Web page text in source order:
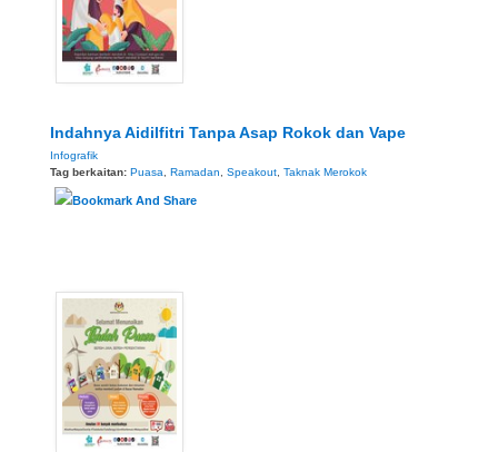
Indahnya Aidilfitri Tanpa Asap Rokok dan Vape
Infografik
Tag berkaitan: Puasa, Ramadan, Speakout, Taknak Merokok